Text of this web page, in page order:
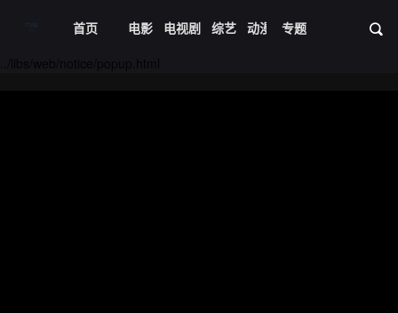
首页 电影 电视剧 综艺 动漫 短剧大全 资
专题